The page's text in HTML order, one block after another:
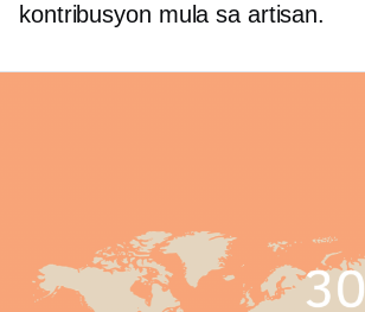
kontribusyon mula sa artisan.